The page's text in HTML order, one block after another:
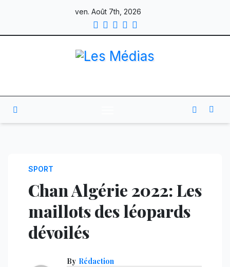
content
ven. Août 7th, 2026
SPORT
Chan Algérie 2022: Les
maillots des léopards
dévoilés
By Rédaction